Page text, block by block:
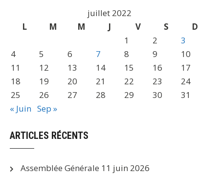
juillet 2022
L
M M J V S
D
1
2
3
4
5 6 7 8 9
10
11
12 13 14 15 16
17
18
19 20 21 22 23
24
25
26 27 28 29 30
31
« Juin Sep »
ARTICLES RÉCENTS
Assemblée Générale 11 juin 2026